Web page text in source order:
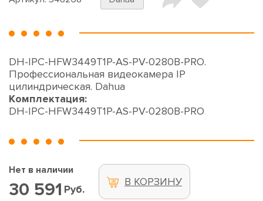
DH-IPC-HFW3449T1P-AS-PV-0280B-PRO.
Профессиональная видеокамера IP
цилиндрическая. Dahua
Комплектация:
DH-IPC-HFW3449T1P-AS-PV-0280B-PRO
Нет в наличии
30 591 Руб.
В КОРЗИНУ